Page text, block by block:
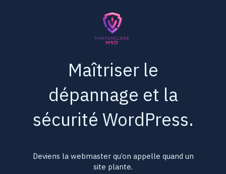
Maîtriser le
dépannage et la
sécurité WordPress.
Deviens la webmaster qu’on appelle quand un
site plante.